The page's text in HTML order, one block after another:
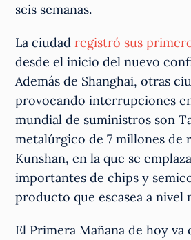
seis semanas.
La ciudadregistró sus
desde el inicio del nuevo
Además de Shanghai, otras
provocando interrupciones
mundial de suministros son
metalúrgico de 7 millones de
Kunshan, en la que se
importantes de chips y
producto que escasea a nivel
El Primera Mañana de hoy